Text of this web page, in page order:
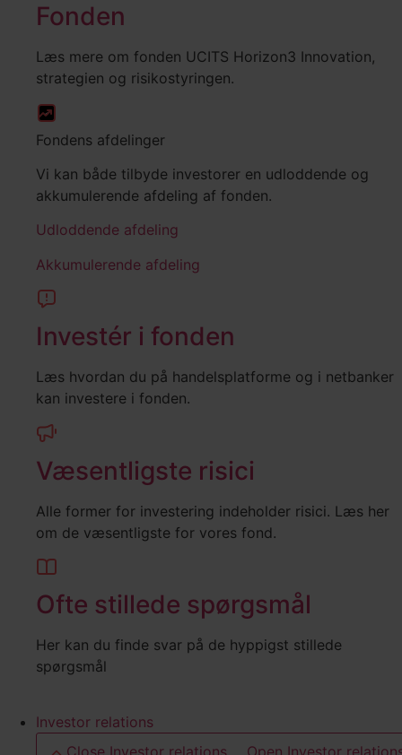
Fonden
Læs mere om fonden UCITS Horizon3 Innovation,
strategien og risikostyringen.
Fondens afdelinger
Vi kan både tilbyde investorer en udloddende og
akkumulerende afdeling af fonden.
Udloddende afdeling
Akkumulerende afdeling
Investér i fonden
Læs hvordan du på handelsplatforme og i netbanker
kan investere i fonden.
Væsentligste risici
Alle former for investering indeholder risici. Læs her
om de væsentligste for vores fond.
Ofte stillede spørgsmål
Her kan du finde svar på de hyppigst stillede
spørgsmål
Investor relations